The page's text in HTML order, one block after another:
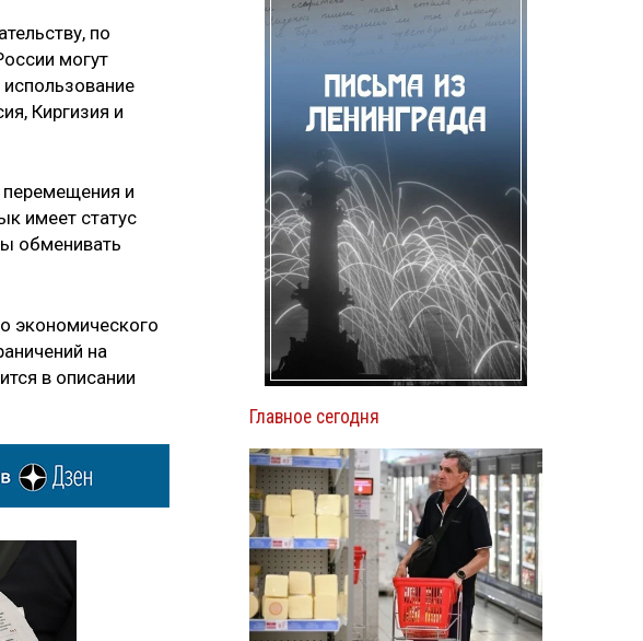
по
могут
использование
Киргизия и
перемещения и
имеет статус
обменивать
экономического
на
в описании
Главное сегодня